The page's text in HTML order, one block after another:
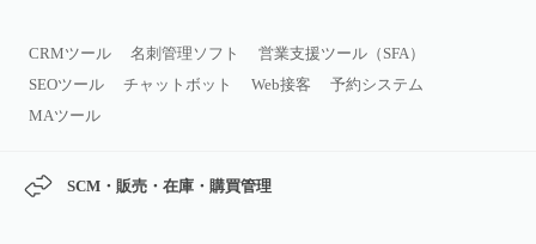
CRMツール 名刺管理ソフト
営業支援ツール（SFA）
SEOツール
チャットボット Web接客
予約システム
MAツール
SCM・販売・在庫・購買管理